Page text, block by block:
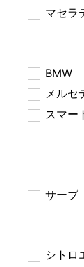
マセラ
BMW
メルセ
スマー
サーブ
シトロ